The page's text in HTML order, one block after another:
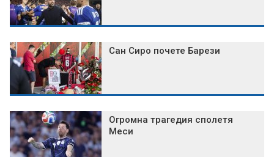
Сан Сиро почете Барези
Огромна трагедия сполетя
Меси